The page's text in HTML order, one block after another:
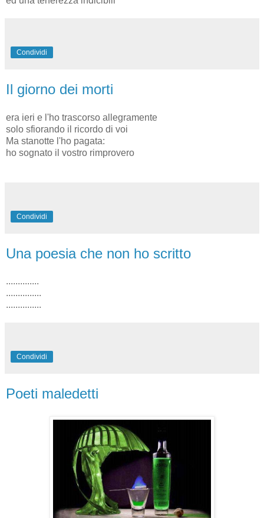
Condividi
Il giorno dei morti
era ieri e l'ho trascorso allegramente
solo sfiorando il ricordo di voi
Ma stanotte l'ho pagata:
ho sognato il vostro rimprovero
Condividi
Una poesia che non ho scritto
..............
...............
...............
Condividi
Poeti maledetti